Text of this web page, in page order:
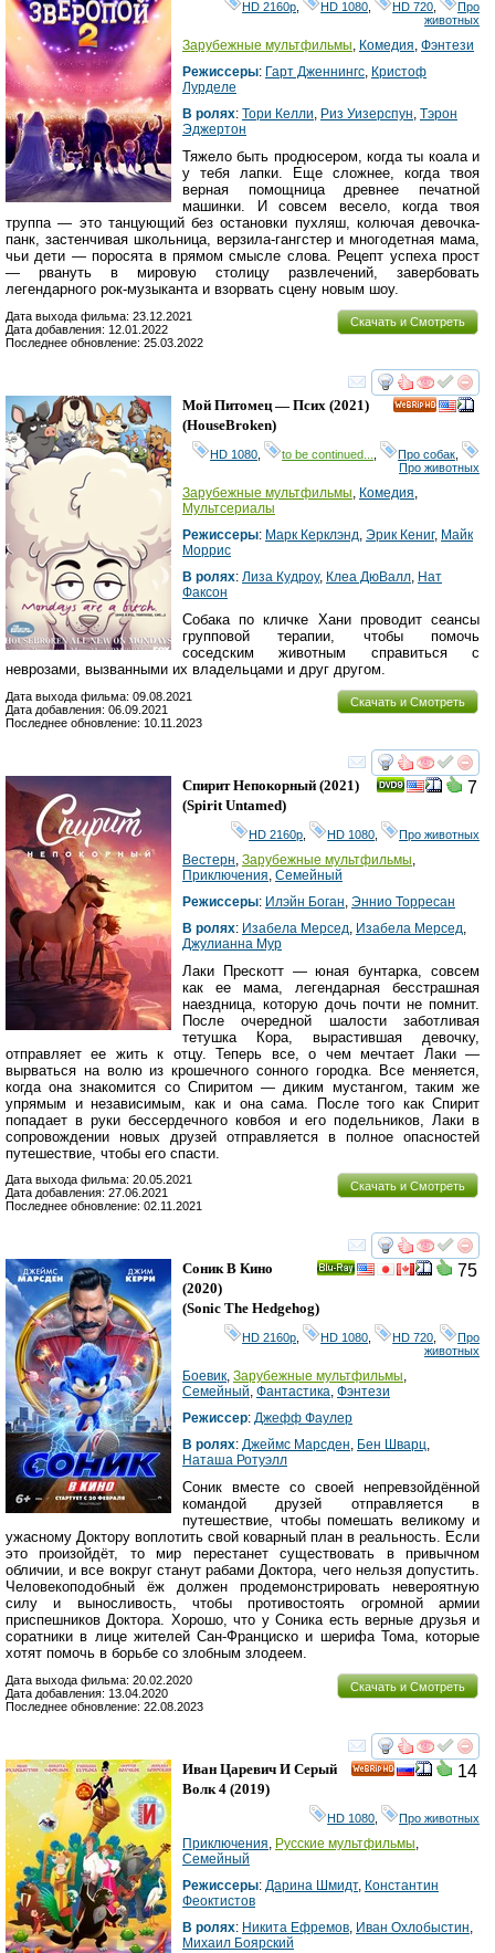
HD 2160р HD 1080 HD 720
Про
животных
Зарубежные мультфильмы, Комедия, Фэнтези
Режиссеры: Гарт Дженнингс, Кристоф
Лурделе
В ролях: Тори Келли, Риз Уизерспун, Тэрон
Эджертон
Тяжело быть продюсером, когда ты коала и
у тебя лапки. Еще сложнее, когда твоя
верная помощница древнее печатной
машинки. И совсем весело, когда твоя
труппа — это танцующий без остановки пухляш, колючая девочка-
панк, застенчивая школьница, верзила-гангстер и многодетная мама,
чьи дети — поросята в прямом смысле слова. Рецепт успеха прост
— рвануть в мировую столицу развлечений, завербовать
легендарного рок-музыканта и взорвать сцену новым шоу.
Скачать и Смотреть
Дата выхода фильма: 23.12.2021
Дата добавления: 12.01.2022
Последнее обновление: 25.03.2022
смотреть
Мой Питомец — Псих (2021)
(HouseBroken)
HD 1080 to be continued... Про собак
Про животных
Зарубежные мультфильмы Комедия
Мультсериалы
Режиссеры: Марк Керклэнд Эрик Кениг, Майк
Моррис
В ролях: Лиза Кудроу, Клеа ДюВалл Нат
Факсон
Собака по кличке Хани проводит сеансы
групповой терапии, чтобы помочь
соседским животным справиться с
неврозами, вызванными их владельцами и друг другом.
Скачать и Смотреть
Дата выхода фильма: 09.08.2021
Дата добавления: 06.09.2021
Последнее обновление: 10.11.2023
смотреть
7
Спирит Непокорный (2021)
(Spirit Untamed)
HD 2160р HD 1080 Про животных
Вестерн Зарубежные мультфильмы
Приключения Семейный
Режиссеры: Илэйн Боган Эннио Торресан
В ролях: Изабела Мерсед Изабела Мерсед
Джулианна Мур
Лаки Прескотт — юная бунтарка, совсем
как ее мама, легендарная бесстрашная
наездница, которую дочь почти не помнит.
После очередной шалости заботливая
тетушка Кора, вырастившая девочку,
отправляет ее жить к отцу. Теперь все, о чем мечтает Лаки —
вырваться на волю из крошечного сонного городка. Все меняется,
когда она знакомится со Спиритом — диким мустангом, таким же
упрямым и независимым, как и она сама. После того как Спирит
попадает в руки бессердечного ковбоя и его подельников, Лаки в
сопровождении новых друзей отправляется в полное опасностей
путешествие, чтобы его спасти.
Скачать и Смотреть
Дата выхода фильма: 20.05.2021
Дата добавления: 27.06.2021
Последнее обновление: 02.11.2021
смотреть
75
Соник В Кино
(2020)
(Sonic The Hedgehog)
HD 2160р HD 1080 HD 720
Про
животных
Боевик, Зарубежные мультфильмы,
Семейный, Фантастика, Фэнтези
Режиссер: Джефф Фаулер
В ролях: Джеймс Марсден, Бен Шварц,
Наташа Ротуэлл
Соник вместе со своей непревзойдённой
командой друзей отправляется в
путешествие, чтобы помешать великому и
ужасному Доктору воплотить свой коварный план в реальность. Если
это произойдёт, то мир перестанет существовать в привычном
обличии, и все вокруг станут рабами Доктора, чего нельзя допустить.
Человекоподобный ёж должен продемонстрировать невероятную
силу и выносливость, чтобы противостоять огромной армии
приспешников Доктора. Хорошо, что у Соника есть верные друзья и
соратники в лице жителей Сан-Франциско и шерифа Тома, которые
хотят помочь в борьбе со злобным злодеем.
Скачать и Смотреть
Дата выхода фильма: 20.02.2020
Дата добавления: 13.04.2020
Последнее обновление: 22.08.2023
смотреть
14
Иван Царевич И Серый
Волк 4 (2019)
HD 1080 Про животных
Приключения, Русские мультфильмы,
Семейный
Режиссеры: Дарина Шмидт, Константин
Феоктистов
В ролях: Никита Ефремов, Иван Охлобыстин,
Михаил Боярский